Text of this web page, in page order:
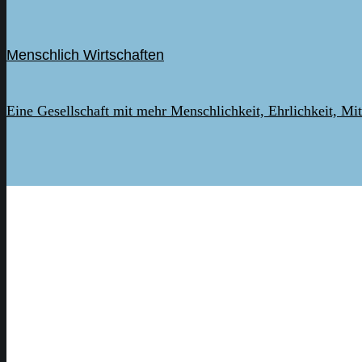
Menschlich Wirtschaften
Eine Gesellschaft mit mehr Menschlichkeit, Ehrlichkeit,